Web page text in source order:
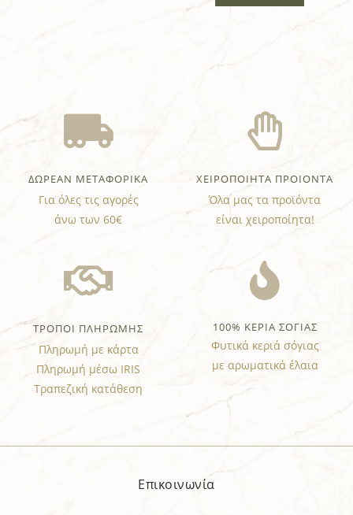
ΔΩΡΕΑΝ ΜΕΤΑΦΟΡΙΚΑ
Για όλες τις αγορές
άνω των 60€
ΧΕΙΡΟΠΟΙΗΤΑ ΠΡΟΙΟΝΤΑ
Όλα μας τα προϊόντα
είναι χειροποίητα!
ΤΡΟΠΟΙ ΠΛΗΡΩΜΗΣ
Πληρωμή με κάρτα
Πληρωμή μέσω IRIS
Τραπεζική κατάθεση
100% ΚΕΡΙΑ ΣΟΓΙΑΣ
Φυτικά κεριά σόγιας
με αρωματικά έλαια
Επικοινωνία